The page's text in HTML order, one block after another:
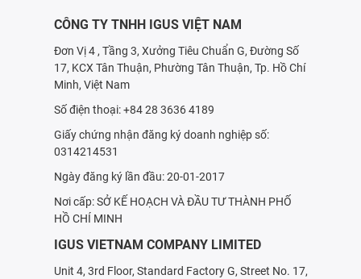
CÔNG TY TNHH IGUS VIỆT NAM
Đơn Vị 4 , Tầng 3, Xưởng Tiêu Chuẩn G, Đường Số
17, KCX Tân Thuận, Phường Tân Thuận, Tp. Hồ Chí
Minh, Việt Nam
Số điện thoại: +84 28 3636 4189
Giấy chứng nhận đăng ký doanh nghiệp số:
0314214531
Ngày đăng ký lần đầu: 20-01-2017
Nơi cấp: SỞ KẾ HOẠCH VÀ ÐẦU TƯ THÀNH PHỐ
HỒ CHÍ MINH
IGUS VIETNAM COMPANY LIMITED
Unit 4, 3rd Floor, Standard Factory G, Street No. 17,